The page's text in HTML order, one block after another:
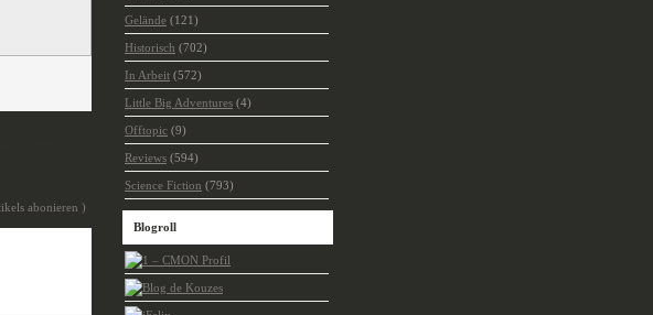
abonieren )
Gelände (121)
Historisch (702)
In Arbeit (572)
Little Big Adventures (4)
Offtopic (9)
Reviews (594)
Science Fiction (793)
Blogroll